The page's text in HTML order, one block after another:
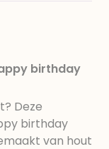
birthday
Deze
birthday
van hout